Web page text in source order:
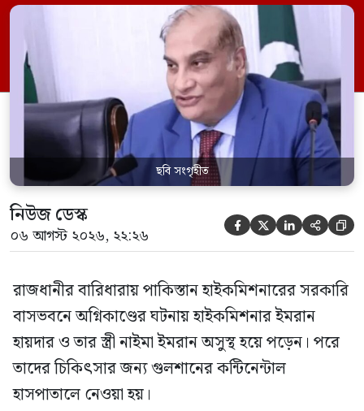
হয়। বৃহস্পতিবার (৬ আগস্ট) ভোরে ৪টা ৫৬
মিনিটে আগুনের সংবাদ পায় ফায়ার সার্ভিস।
বিষয়টি নিশ্চিত করে ফায়ার সার্ভিসের
সদরদপ্তরের মিডিয়া সেলের কর্মকর্তা
আনোয়ারুল ইসলাম দোলন বলেন, আজ
বৃহস্পতিবার […]
ছবি সংগৃহীত
নিউজ ডেস্ক
০৬ আগস্ট ২০২৬, ২২:২৬     
রাজধানীর বারিধারায় পাকিস্তান হাইকমিশনারের সরকারি
বাসভবনে অগ্নিকাণ্ডের ঘটনায় হাইকমিশনার ইমরান
হায়দার ও তার স্ত্রী নাইমা ইমরান অসুস্থ হয়ে পড়েন। পরে
তাদের চিকিৎসার জন্য গুলশানের কন্টিনেন্টাল
হাসপাতালে নেওয়া হয়।